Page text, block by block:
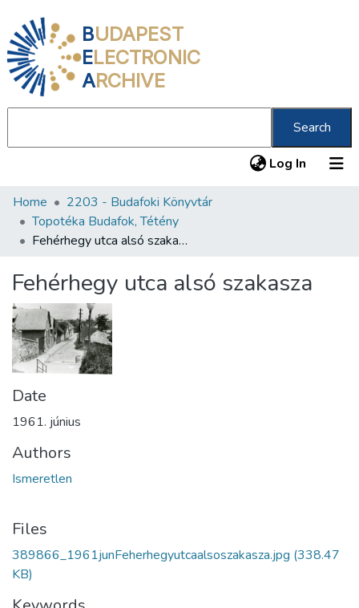
BUDAPEST
ELECTRONIC
ARCHIVE
Search
Log In (current)
Communities & Collections
All of DSpace
About us
Home
2203 - Budafoki Könyvtár
Topotéka Budafok, Tétény
Fehérhegy utca alsó szakasza
Fehérhegy utca alsó szakasza
Date
1961. június
Authors
Ismeretlen
Files
389866_1961junFeherhegyutcaalsoszakasza.jpg (338.47
KB)